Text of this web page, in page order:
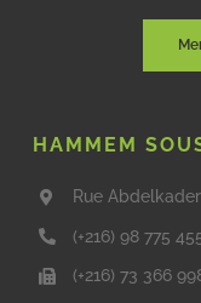
HAMMEM
Rue
(+216) 98 775
(+216) 73 366